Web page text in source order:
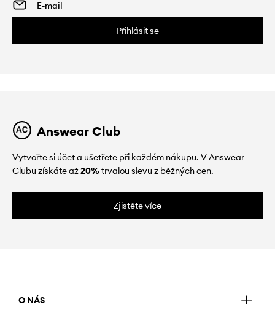
Přihlásit se
Answear Club
Vytvořte si účet a ušetřete při každém nákupu. V Answear
Clubu získáte až20%trvalou slevu z běžných cen.
Zjistěte více
O NÁS